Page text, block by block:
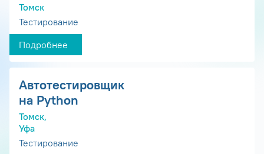
Томск
Тестирование
Подробнее
Автотестировщик
на Python
Томск,
Уфа
Тестирование